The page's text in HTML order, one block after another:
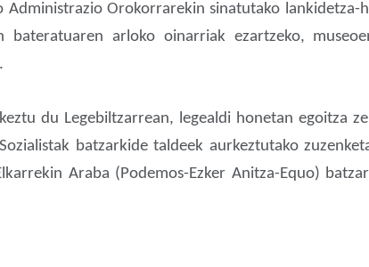
Orokorrarekin sinatutako lankidetza-
arloko oinarriak ezartzeko,
du Legebiltzarrean, legealdi honetan egoitza
batzarkide taldeek aurkeztutako
Araba (Podemos-Ezker Anitza-Equo)